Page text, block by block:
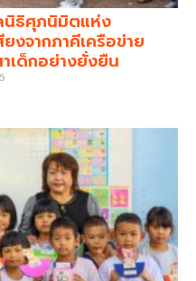
นิธิศุภนิมิตแห่ง
งจากภาคีเครือข่าย
เด็กอย่างยั่งยืน